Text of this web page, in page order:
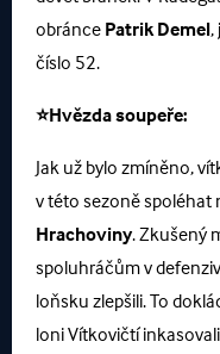
obránce Patrik Demel
číslo 52.
⭐Hvězda soupeře:
Jak už bylo zmíněno,
v této sezoně spoléhat
Hrachoviny. Zkušený
spoluhráčům v
loňsku zlepšili. To
loni Vítkovičtí